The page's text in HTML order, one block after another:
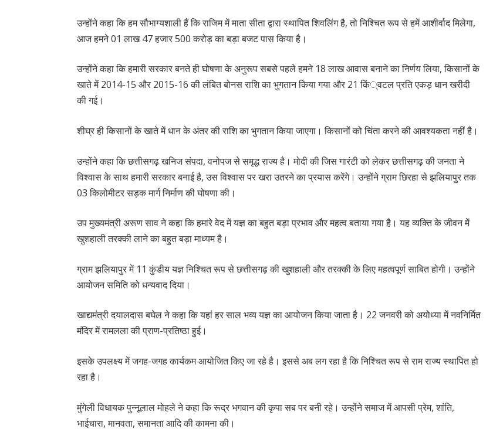
उन्होंने कहा कि हम सौभाग्यशाली हैं कि राजिम में माता सीता द्वारा स्थापित शिवलिंग है, तो निश्चित रूप से हमें आशीर्वाद मिलेगा,
आज हमने 01 लाख 47 हजार 500 करोड़ का बड़ा बजट पास किया है।
उन्होंने कहा कि हमारी सरकार बनते ही घोषणा के अनुरूप सबसे पहले हमने 18 लाख आवास बनाने का निर्णय लिया, किसानों के
खाते में 2014-15 और 2015-16 की लंबित बोनस राशि का भुगतान किया गया और 21 किं्वटल प्रति एकड़ धान खरीदी
की गई।
शीघ्र ही किसानों के खाते में धान के अंतर की राशि का भुगतान किया जाएगा। किसानों को चिंता करने की आवश्यकता नहीं है।
उन्होंने कहा कि छत्तीसगढ़ खनिज संपदा, वनोपज से समृद्ध राज्य है। मोदी की जिस गारंटी को लेकर छत्तीसगढ़ की जनता ने
विश्वास के साथ हमारी सरकार बनाई है, उस विश्वास पर खरा उतरने का प्रयास करेंगे। उन्होंने ग्राम छिरहा से झलियापुर तक
03 किलोमीटर सड़क मार्ग निर्माण की घोषणा की।
उप मुख्यमंत्री अरूण साव ने कहा कि हमारे वेद में यज्ञ का बहुत बड़ा प्रभाव और महत्व बताया गया है। यह व्यक्ति के जीवन में
खुशहाली तरक्की लाने का बहुत बड़ा माध्यम है।
ग्राम झलियापुर में 11 कुंडीय यज्ञ निश्चित रूप से छत्तीसगढ़ की खुशहाली और तरक्की के लिए महत्वपूर्ण साबित होगी। उन्होंने
आयोजन समिति को धन्यवाद दिया।
खाद्यमंत्री दयालदास बघेल ने कहा कि यहां हर साल भव्य यज्ञ का आयोजन किया जाता है। 22 जनवरी को अयोध्या में नवनिर्मित
मंदिर में रामलला की प्राण-प्रतिष्ठा हुई।
इसके उपलक्ष्य में जगह-जगह कार्यकम आयोजित किए जा रहे है। इससे अब लग रहा है कि निश्चित रूप से राम राज्य स्थापित हो
रहा है।
मुंगेली विधायक पुन्नूलाल मोहले ने कहा कि रूद्र भगवान की कृपा सब पर बनी रहे। उन्होंने समाज में आपसी प्रेम, शांति,
भाईचारा, मानवता, समानता आदि की कामना की।